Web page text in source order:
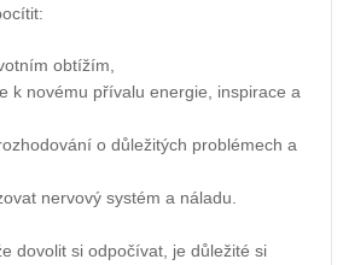
obtížím,
k novému přívalu energie, inspirace a
o důležitých problémech a
nervový systém a náladu.
dovolit si odpočívat, je důležité si